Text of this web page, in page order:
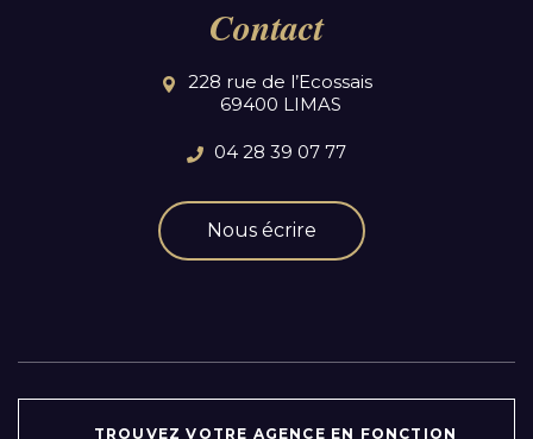
Contact
228 rue de l’Ecossais
69400 LIMAS
04 28 39 07 77
Nous écrire
TROUVEZ VOTRE AGENCE EN FONCTION